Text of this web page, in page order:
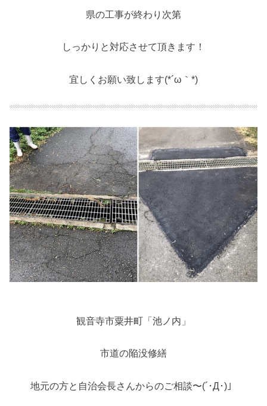
県の工事が終わり次第
しっかりと対応させて頂きます！
宜しくお願い致します(*´ω｀*)
観音寺市粟井町「池ノ内」
市道の陥没修繕
地元の方と自治会長さんからのご相談〜(´･Д･)」